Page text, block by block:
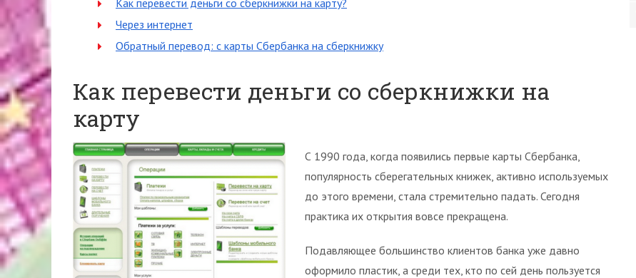
Как перевести деньги со сберкнижки на карту?
Через интернет
Обратный перевод: с карты Сбербанка на сберкнижку
Как перевести деньги со сберкнижки на
карту
С 1990 года, когда появились первые карты Сбербанка,
популярность сберегательных книжек, активно используемых
до этого времени, стала стремительно падать. Сегодня
практика их открытия вовсе прекращена.
Подавляющее большинство клиентов банка уже давно
оформило пластик, а среди тех, кто по сей день пользуется